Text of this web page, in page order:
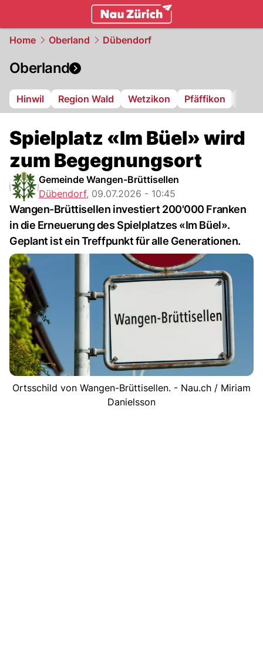
Home Oberland Dübendorf
Oberland
Hinwil Region Wald Wetzikon Pfäffikon
Spielplatz «Im Büel» wird
zum Begegnungsort
Gemeinde Wangen-Brüttisellen
Dübendorf, 09.07.2026 - 10:45
Wangen-Brüttisellen investiert 200'000 Franken
in die Erneuerung des Spielplatzes «Im Büel».
Geplant ist ein Treffpunkt für alle Generationen.
Ortsschild von Wangen-Brüttisellen. - Nau.ch / Miriam
Danielsson